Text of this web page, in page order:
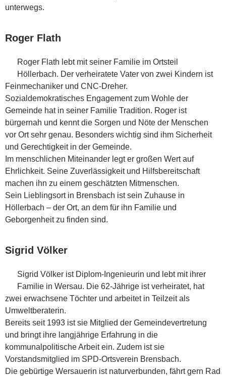
unterwegs.
Roger Flath
Roger Flath lebt mit seiner Familie im Ortsteil
Höllerbach. Der verheiratete Vater von zwei Kindern ist
Feinmechaniker und CNC-Dreher.
Sozialdemokratisches Engagement zum Wohle der
Gemeinde hat in seiner Familie Tradition. Roger ist
bürgernah und kennt die Sorgen und Nöte der Menschen
vor Ort sehr genau. Besonders wichtig sind ihm Sicherheit
und Gerechtigkeit in der Gemeinde.
Im menschlichen Miteinander legt er großen Wert auf
Ehrlichkeit. Seine Zuverlässigkeit und Hilfsbereitschaft
machen ihn zu einem geschätzten Mitmenschen.
Sein Lieblingsort in Brensbach ist sein Zuhause in
Höllerbach – der Ort, an dem für ihn Familie und
Geborgenheit zu finden sind.
Sigrid Völker
Sigrid Völker ist Diplom-Ingenieurin und lebt mit ihrer
Familie in Wersau. Die 62-Jährige ist verheiratet, hat
zwei erwachsene Töchter und arbeitet in Teilzeit als
Umweltberaterin.
Bereits seit 1993 ist sie Mitglied der Gemeindevertretung
und bringt ihre langjährige Erfahrung in die
kommunalpolitische Arbeit ein. Zudem ist sie
Vorstandsmitglied im SPD-Ortsverein Brensbach.
Die gebürtige Wersauerin ist naturverbunden, fährt gern Rad